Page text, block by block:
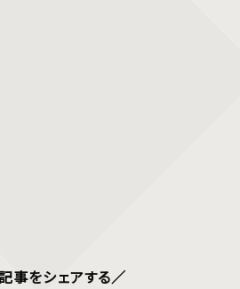
事をシェアする／